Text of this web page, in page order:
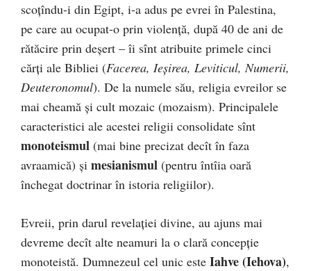
scoțîndu-i din Egipt, i-a adus pe evrei în Palestina,
pe care au ocupat-o prin violență, după 40 de ani de
rătăcire prin deșert – îi sînt atribuite primele cinci
cărți ale Bibliei (Facerea, Ieșirea, Leviticul, Numerii,
Deuteronomul). De la numele său, religia evreilor se
mai cheamă și cult mozaic (mozaism). Principalele
caracteristici ale acestei religii consolidate sînt
monoteismul (mai bine precizat decît în faza
avraamică) și mesianismul (pentru întîia oară
închegat doctrinar în istoria religiilor).
Evreii, prin darul revelației divine, au ajuns mai
devreme decît alte neamuri la o clară concepție
monoteistă. Dumnezeul cel unic este Iahve (Iehova),